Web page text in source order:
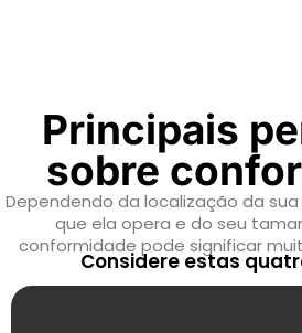
Principais
sobre
Dependendo da localização da
que ela opera e do seu
conformidade pode significar
Considere estas